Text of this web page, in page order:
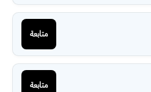
متابعة
متابعة